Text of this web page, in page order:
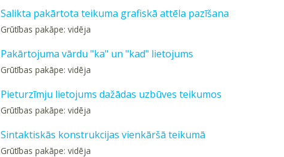
Salikta pakārtota teikuma grafiskā attēla pazīšana
Grūtības pakāpe: vidēja
Pakārtojuma vārdu "ka" un "kad" lietojums
Grūtības pakāpe: vidēja
Pieturzīmju lietojums dažādas uzbūves teikumos
Grūtības pakāpe: vidēja
Sintaktiskās konstrukcijas vienkāršā teikumā
Grūtības pakāpe: vidēja